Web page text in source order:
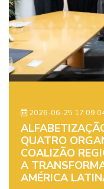
2026-06-25
QUATRO
COALIZÃO
A
AMÉRICA